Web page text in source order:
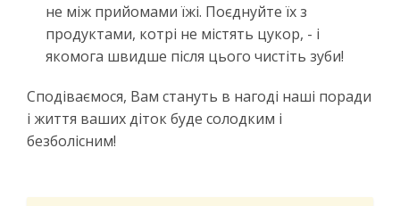
не між прийомами їжі. Поєднуйте їх з
продуктами, котрі не містять цукор, - і
якомога швидше після цього чистіть зуби!
Сподіваємося, Вам стануть в нагоді наші поради
і життя ваших діток буде солодким і
безболісним!